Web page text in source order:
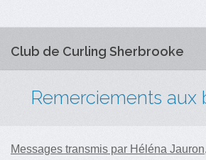
Club de Curling Sherbrooke
Remerciements aux
Messages transmis par Héléna